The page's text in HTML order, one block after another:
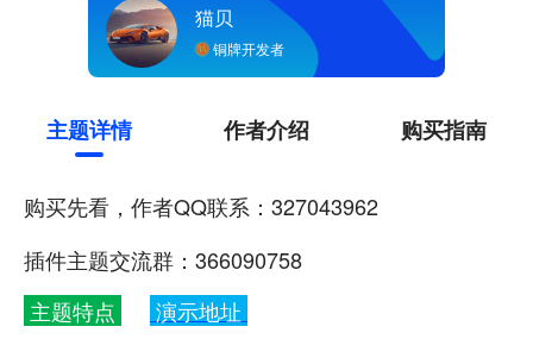
猫贝
铜牌开发者
主题详情 作者介绍 购买指南
购买先看，作者QQ联系：327043962
插件主题交流群：366090758
主题特点
演示地址